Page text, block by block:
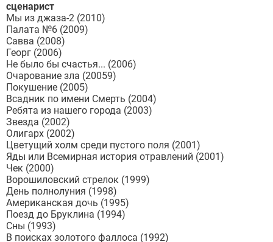
сценарист
Мы из джаза-2 (2010)
Палата №6 (2009)
Савва (2008)
Георг (2006)
Не было бы счастья... (2006)
Очарование зла (20059)
Покушение (2005)
Всадник по имени Смерть (2004)
Ребята из нашего города (2003)
Звезда (2002)
Олигарх (2002)
Цветущий холм среди пустого поля (2001)
Яды или Всемирная история отравлений (2001)
Чек (2000)
Ворошиловский стрелок (1999)
День полнолуния (1998)
Американская дочь (1995)
Поезд до Бруклина (1994)
Сны (1993)
В поисках золотого фаллоса (1992)